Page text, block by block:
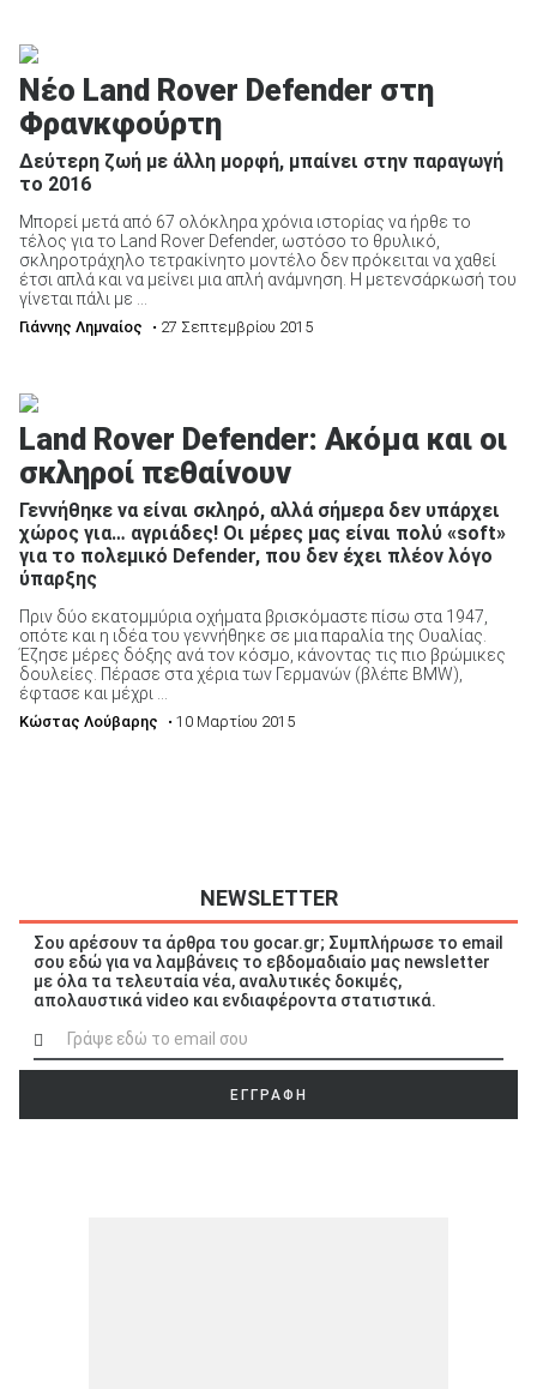
ΑΝΑΖΗΤΗΣΗ
Επιχειρήσεις
Νέο Land Rover Defender στη
Φρανκφούρτη
Δεύτερη ζωή με άλλη μορφή, μπαίνει στην παραγωγή
το 2016
Μπορεί μετά από 67 ολόκληρα χρόνια ιστορίας να ήρθε το
τέλος για το Land Rover Defender, ωστόσο το θρυλικό,
σκληροτράχηλο τετρακίνητο μοντέλο δεν πρόκειται να χαθεί
έτσι απλά και να μείνει μια απλή ανάμνηση. Η μετενσάρκωσή του
γίνεται πάλι με ...
Γιάννης Λημναίος • 27 Σεπτεμβρίου 2015
Land Rover Defender: Ακόμα και οι
σκληροί πεθαίνουν
Γεννήθηκε να είναι σκληρό, αλλά σήμερα δεν υπάρχει
χώρος για… αγριάδες! Οι μέρες μας είναι πολύ «soft»
για το πολεμικό Defender, που δεν έχει πλέον λόγο
ύπαρξης
Πριν δύο εκατομμύρια οχήματα βρισκόμαστε πίσω στα 1947,
οπότε και η ιδέα του γεννήθηκε σε μια παραλία της Ουαλίας.
Έζησε μέρες δόξης ανά τον κόσμο, κάνοντας τις πιο βρώμικες
δουλείες. Πέρασε στα χέρια των Γερμανών (βλέπε BMW),
έφτασε και μέχρι ...
Κώστας Λούβαρης • 10 Μαρτίου 2015
NEWSLETTER
Σου αρέσουν τα άρθρα του gocar.gr; Συμπλήρωσε το email
σου εδώ για να λαμβάνεις το εβδομαδιαίο μας newsletter
με όλα τα τελευταία νέα, αναλυτικές δοκιμές,
απολαυστικά video και ενδιαφέροντα στατιστικά.
ΕΓΓΡΑΦΗ